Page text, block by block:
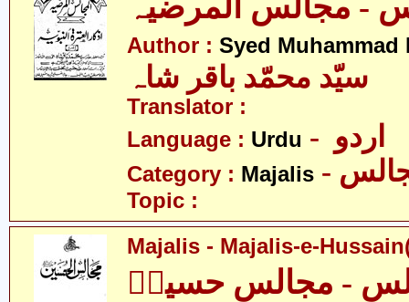
Author : Syed Muhammad
سیّد محمّد باقر شاہ
Translator :
Language : Urdu
Category : Majalis
Topic :
Majalis - Majalis-e-
- مجالس حسینؑ